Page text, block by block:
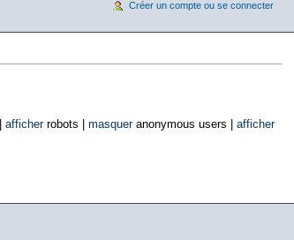
afficherrobots | masqueranonymous users | afficher
Créer un compte ou se connecter